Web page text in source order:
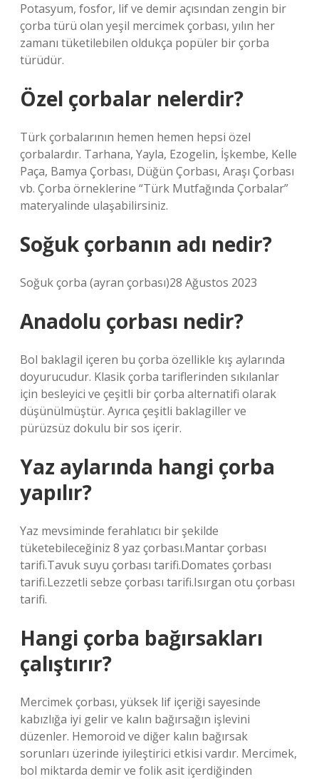
Potasyum, fosfor, lif ve demir açısından zengin bir
çorba türü olan yeşil mercimek çorbası, yılın her
zamanı tüketilebilen oldukça popüler bir çorba
türüdür.
Özel çorbalar nelerdir?
Türk çorbalarının hemen hemen hepsi özel
çorbalardır. Tarhana, Yayla, Ezogelin, İşkembe, Kelle
Paça, Bamya Çorbası, Düğün Çorbası, Araşı Çorbası
vb. Çorba örneklerine “Türk Mutfağında Çorbalar”
materyalinde ulaşabilirsiniz.
Soğuk çorbanın adı nedir?
Soğuk çorba (ayran çorbası)28 Ağustos 2023
Anadolu çorbası nedir?
Bol baklagil içeren bu çorba özellikle kış aylarında
doyurucudur. Klasik çorba tariflerinden sıkılanlar
için besleyici ve çeşitli bir çorba alternatifi olarak
düşünülmüştür. Ayrıca çeşitli baklagiller ve
pürüzsüz dokulu bir sos içerir.
Yaz aylarında hangi çorba
yapılır?
Yaz mevsiminde ferahlatıcı bir şekilde
tüketebileceğiniz 8 yaz çorbası.Mantar çorbası
tarifi.Tavuk suyu çorbası tarifi.Domates çorbası
tarifi.Lezzetli sebze çorbası tarifi.Isırgan otu çorbası
tarifi.
Hangi çorba bağırsakları
çalıştırır?
Mercimek çorbası, yüksek lif içeriği sayesinde
kabızlığa iyi gelir ve kalın bağırsağın işlevini
düzenler. Hemoroid ve diğer kalın bağırsak
sorunları üzerinde iyileştirici etkisi vardır. Mercimek,
bol miktarda demir ve folik asit içerdiğinden